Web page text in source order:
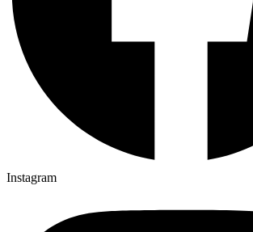
Instagram